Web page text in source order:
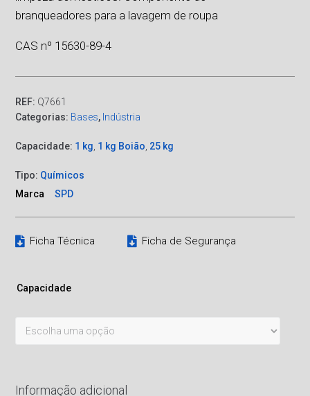
branqueadores para a lavagem de roupa
CAS nº 15630-89-4
REF: Q7661
Categorias: Bases, Indústria
Capacidade: 1 kg 1 kg Boião 25 kg
Tipo: Químicos
Marca
SPD
Ficha Técnica Ficha de Segurança
Capacidade
Informação adicional